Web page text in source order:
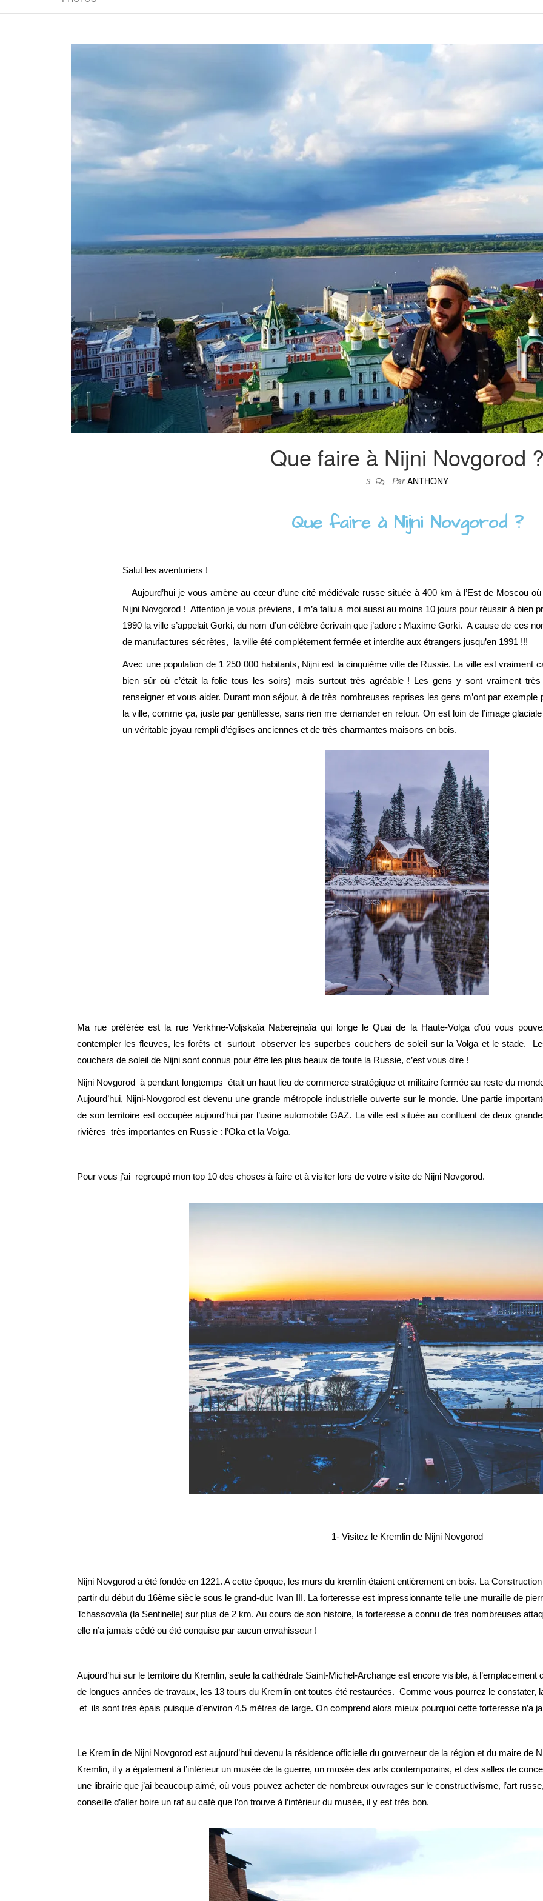
ET AVENTURES AUTOUR
Que faire à Nijni Novgorod
3 ParANTHONY
Que faire à Nijni Novgorod ?
Salut les aventuriers !
Aujourd’hui je vous amène au cœur d’une cité médiévale russe située à 400 km à l’Est de Moscou
Nijni Novgorod ! Attention je vous préviens, il m’a fallu à moi aussi au moins 10 jours pour réussir à bien
1990 la ville s’appelait Gorki, du nom d’un célèbre écrivain que j’adore : Maxime Gorki. A cause de ces
de manufactures sécrètes, la ville été complétement fermée et interdite aux étrangers jusqu’en 1991 !!!
Avec une population de 1 250 000 habitants, Nijni est la cinquième ville de Russie. La ville est vraiment
bien sûr où c’était la folie tous les soirs) mais surtout très agréable ! Les gens y sont vraiment
renseigner et vous aider. Durant mon séjour, à de très nombreuses reprises les gens m’ont par exemple
la ville, comme ça, juste par gentillesse, sans rien me demander en retour. On est loin de l’image
un véritable joyau rempli d’églises anciennes et de très charmantes maisons en bois.
Ma rue préférée est la rue Verkhne-Voljskaïa Naberejnaïa qui longe le Quai de la Haute-Volga d’où vous
contempler les fleuves, les forêts et surtout observer les superbes couchers de soleil sur la Volga et le stade.
couchers de soleil de Nijni sont connus pour être les plus beaux de toute la Russie, c’est vous dire !
Nijni Novgorod à pendant longtemps était un haut lieu de commerce stratégique et militaire fermée au reste du
Aujourd’hui, Nijni-Novgorod est devenu une grande métropole industrielle ouverte sur le monde. Une partie
de son territoire est occupée aujourd’hui par l’usine automobile GAZ. La ville est située au confluent de deux
rivières très importantes en Russie : l’Oka et la Volga.
Pour vous j’ai regroupé mon top 10 des choses à faire et à visiter lors de votre visite de Nijni Novgorod.
1- Visitez le Kremlin de Nijni Novgorod
Nijni Novgorod a été fondée en 1221. A cette époque, les murs du kremlin étaient entièrement en bois. La
partir du début du 16ème siècle sous le grand-duc Ivan III. La forteresse est impressionnante telle une muraille de
Tchassovaïa (la Sentinelle) sur plus de 2 km. Au cours de son histoire, la forteresse a connu de très nombreuses
elle n’a jamais cédé ou été conquise par aucun envahisseur !
Aujourd’hui sur le territoire du Kremlin, seule la cathédrale Saint-Michel-Archange est encore visible, à l’emplacement
de longues années de travaux, les 13 tours du Kremlin ont toutes été restaurées. Comme vous pourrez le
et ils sont très épais puisque d’environ 4,5 mètres de large. On comprend alors mieux pourquoi cette forteresse n’a
Le Kremlin de Nijni Novgorod est aujourd’hui devenu la résidence officielle du gouverneur de la région et du maire
Kremlin, il y a également à l’intérieur un musée de la guerre, un musée des arts contemporains, et des salles de
une librairie que j’ai beaucoup aimé, où vous pouvez acheter de nombreux ouvrages sur le constructivisme, l’art
conseille d’aller boire un raf au café que l’on trouve à l’intérieur du musée, il y est très bon.